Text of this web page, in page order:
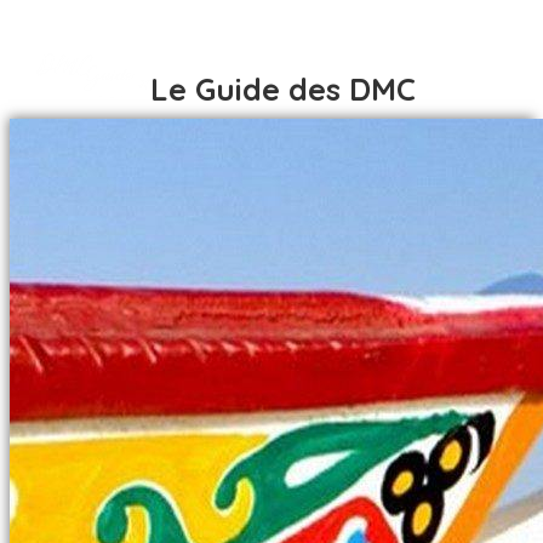
Le Guide des DMC
AFRIQUE DU SUD
ALGÉRIE
BÉNIN
BOTSWANA
BURKINA FASO
CÔTE D IVOIRE
ACCUEIL
DESTINATIONS
AFRIQUE DU SUD
ALGÉRIE
BÉNIN